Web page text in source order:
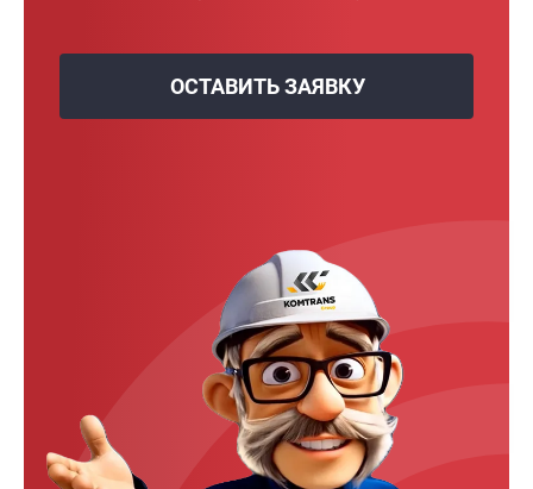
ОСТАВИТЬ ЗАЯВКУ